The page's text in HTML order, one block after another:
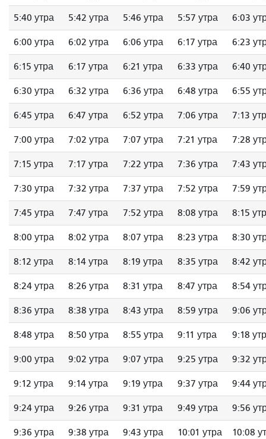
5:40 утра 5:42 утра 5:46 утра 5:57 утра 6:03
6:00 утра 6:02 утра 6:06 утра 6:17 утра 6:23
6:15 утра 6:17 утра 6:21 утра 6:33 утра 6:40
6:30 утра 6:32 утра 6:36 утра 6:48 утра 6:55
6:45 утра 6:47 утра 6:52 утра 7:06 утра 7:13
7:00 утра 7:02 утра 7:07 утра 7:21 утра 7:28
7:15 утра 7:17 утра 7:22 утра 7:36 утра 7:43
7:30 утра 7:32 утра 7:37 утра 7:52 утра 7:59
7:45 утра 7:47 утра 7:52 утра 8:08 утра 8:15
8:00 утра 8:02 утра 8:07 утра 8:23 утра 8:30
8:12 утра 8:14 утра 8:19 утра 8:35 утра 8:42
8:24 утра 8:26 утра 8:31 утра 8:47 утра 8:54
8:36 утра 8:38 утра 8:43 утра 8:59 утра 9:06
8:48 утра 8:50 утра 8:55 утра 9:11 утра 9:18
9:00 утра 9:02 утра 9:07 утра 9:25 утра 9:32
9:12 утра 9:14 утра 9:19 утра 9:37 утра 9:44
9:24 утра 9:26 утра 9:31 утра 9:49 утра 9:56
9:36 утра 9:38 утра 9:43 утра 10:01 утра 10:08